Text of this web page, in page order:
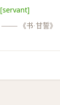
[servant]
—— 《书·甘誓》